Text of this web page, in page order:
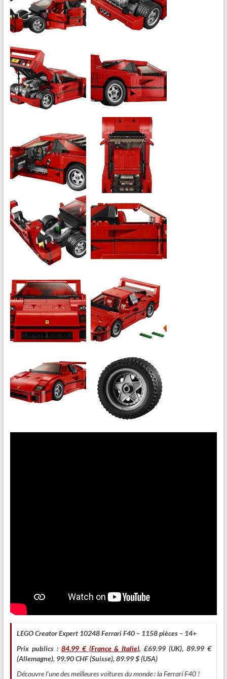
LEGO Creator Expert 10248 Ferrari F40 – 1158 pièces – 14+
Prix publics : 84.99 € (France & Italie), £69.99 (UK), 89.99 €
(Allemagne), 99.90 CHF (Suisse), 89.99 $ (USA)
Découvre l’une des meilleures voitures du monde : la Ferrari F40 !